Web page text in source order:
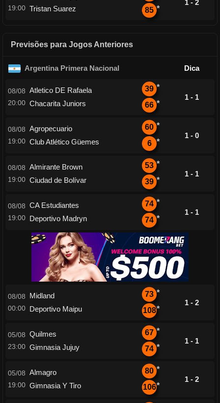
19:00 Tristan Suarez
85 *
1 - 2
Previsões para Jogos Anteriores
Argentina Primera Nacional Dica
08/08
20:00
Atletico DE Rafaela
Chacarita Juniors
39 *
66 *
1 - 1
08/08
19:00
Agropecuario
Club Atlético Güemes
60 *
6 *
1 - 0
08/08
19:00
Almirante Brown
Ciudad de Bolívar
53 *
39 *
1 - 1
08/08
19:00
CA Estudiantes
Deportivo Madryn
74 *
74 *
1 - 1
08/08
00:00
Midland
Deportivo Maipu
73 *
108*
1 - 2
05/08
23:00
Quilmes
Gimnasia Jujuy
67 *
74 *
1 - 1
05/08
19:00
Almagro
Gimnasia Y Tiro
80 *
106*
1 - 2